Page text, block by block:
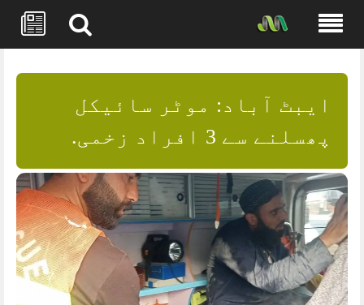
content
ایبٹ آباد: موٹر سائیکل
پھسلنے سے 3 افراد زخمی.